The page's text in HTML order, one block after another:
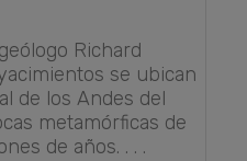
Richard
se ubican
de los Andes del
metamórficas de
de años. . . .